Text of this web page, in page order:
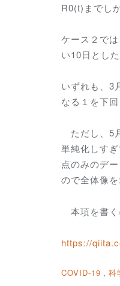
R0(t)までし
ケース２で
い10日とし
いずれも、3
なる１を下
ただし、5
単純化しす
点のみのデ
ので全体像
本項を書く
https://
COVID-19 科